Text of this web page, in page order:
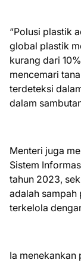
“Polusi plastik
global plastik
kurang dari
mencemari
terdeteksi
dalam
Menteri juga
Sistem
tahun 2023,
adalah sampah
terkelola
Ia